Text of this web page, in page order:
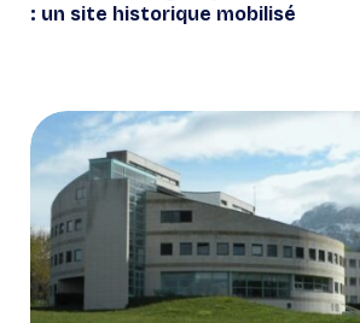
: un site historique mobilisé